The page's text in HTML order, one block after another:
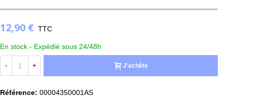
12,90 € TTC
En stock - Expédié sous 24/48h
- + J'achète
Référence: 00004350001AS